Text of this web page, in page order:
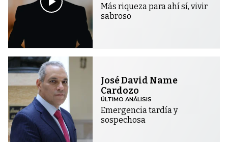
Más riqueza para ahí sí, vivir
sabroso
José David Name
Cardozo
ÚLTIMO ANÁLISIS
Emergencia tardía y
sospechosa